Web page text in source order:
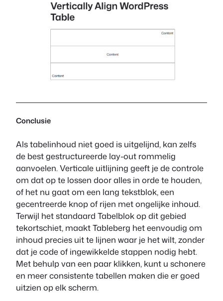
Conclusie
Als tabelinhoud niet goed is uitgelijnd, kan zelfs
de best gestructureerde lay-out rommelig
aanvoelen. Verticale uitlijning geeft je de controle
om dat op te lossen door alles in orde te houden,
of het nu gaat om een lang tekstblok, een
gecentreerde knop of rijen met ongelijke inhoud.
Terwijl het standaard Tabelblok op dit gebied
tekortschiet, maakt Tableberg het eenvoudig om
inhoud precies uit te lijnen waar je het wilt, zonder
dat je code of ingewikkelde stappen nodig hebt.
Met behulp van een paar klikken, kunt u schonere
en meer consistente tabellen maken die er goed
uitzien op elk scherm.